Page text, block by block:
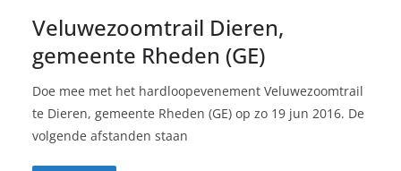
Veluwezoomtrail Dieren,
gemeente Rheden (GE)
Doe mee met het hardloopevenement Veluwezoomtrail
te Dieren, gemeente Rheden (GE) op zo 19 jun 2016. De
volgende afstanden staan